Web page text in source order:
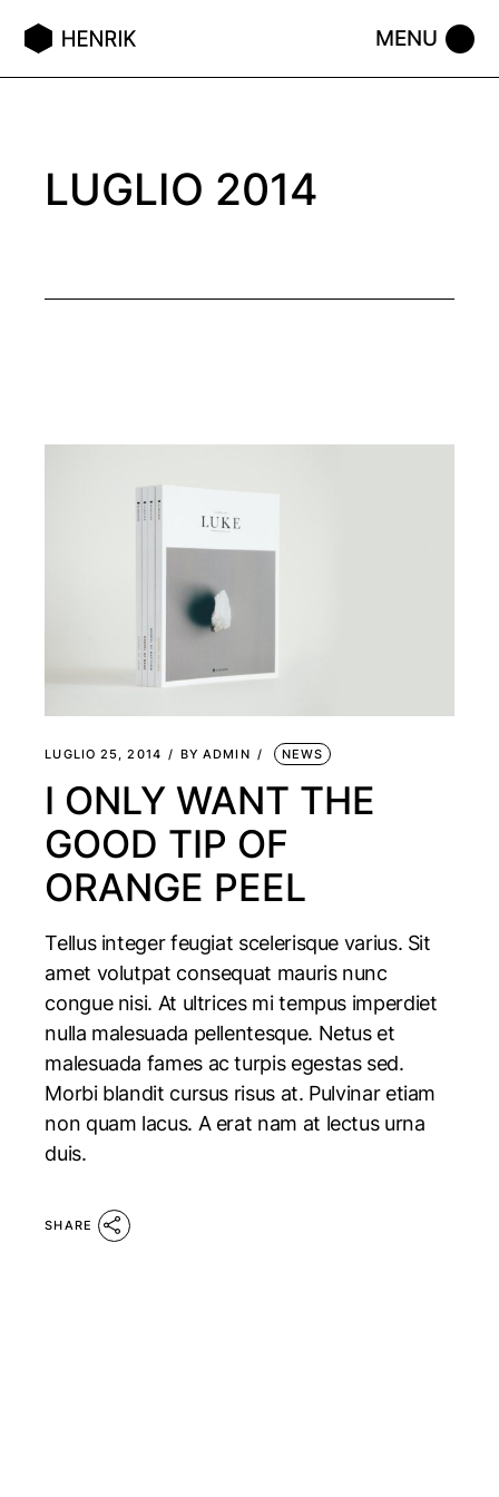
the
LUGLIO 2014
LUGLIO 25, 2014 BY ADMIN NEWS
I ONLY WANT THE
GOOD TIP OF
ORANGE PEEL
Tellus integer feugiat scelerisque varius. Sit
amet volutpat consequat mauris nunc
congue nisi. At ultrices mi tempus imperdiet
nulla malesuada pellentesque. Netus et
malesuada fames ac turpis egestas sed.
Morbi blandit cursus risus at. Pulvinar etiam
non quam lacus. A erat nam at lectus urna
duis.
SHARE